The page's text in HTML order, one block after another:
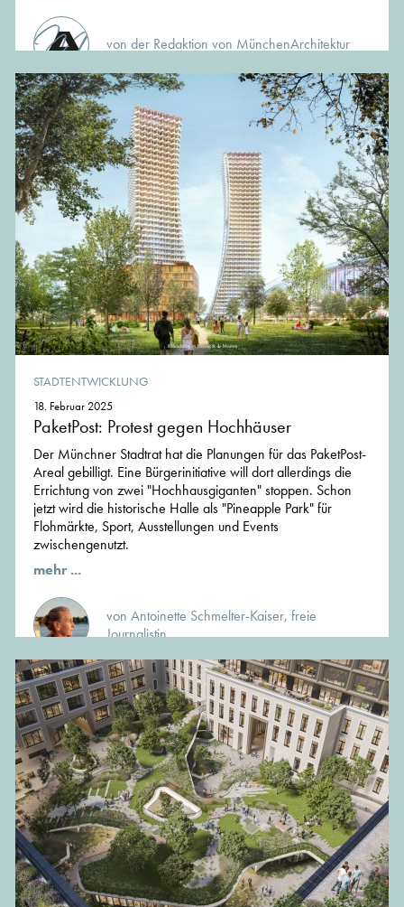
von der Redaktion von MünchenArchitektur
STADTENTWICKLUNG
18. Februar 2025
PaketPost: Protest gegen Hochhäuser
Der Münchner Stadtrat hat die Planungen für das PaketPost-
Areal gebilligt. Eine Bürgerinitiative will dort allerdings die
Errichtung von zwei "Hochhausgiganten" stoppen. Schon
jetzt wird die historische Halle als "Pineapple Park" für
Flohmärkte, Sport, Ausstellungen und Events
zwischengenutzt.
mehr ...
von Antoinette Schmelter-Kaiser, freie
Journalistin